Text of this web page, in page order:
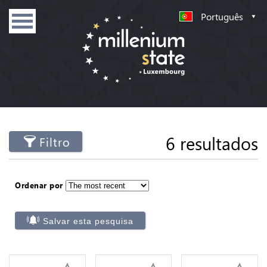
Português
Filtro 6 resultados
Ordenar por
Salvar esta pesquisa